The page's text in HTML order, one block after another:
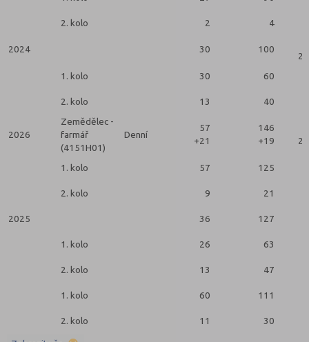
2. kolo 2 4
2024 30 100
2
1. kolo
30 60
2. kolo 13 40
2026
Zemědělec -
farmář
(4151H01)
Denní
57
+21
146
+19
2
1. kolo 57 125
2. kolo 9 21
2025 36 127
1. kolo 26 63
2. kolo 13 47
1. kolo 60 111
2. kolo 11 30